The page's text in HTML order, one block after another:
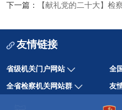
下一篇： 【献礼党的二十大】检
友情链接
省级机关门户网站 全
全省检察机关网站群 友